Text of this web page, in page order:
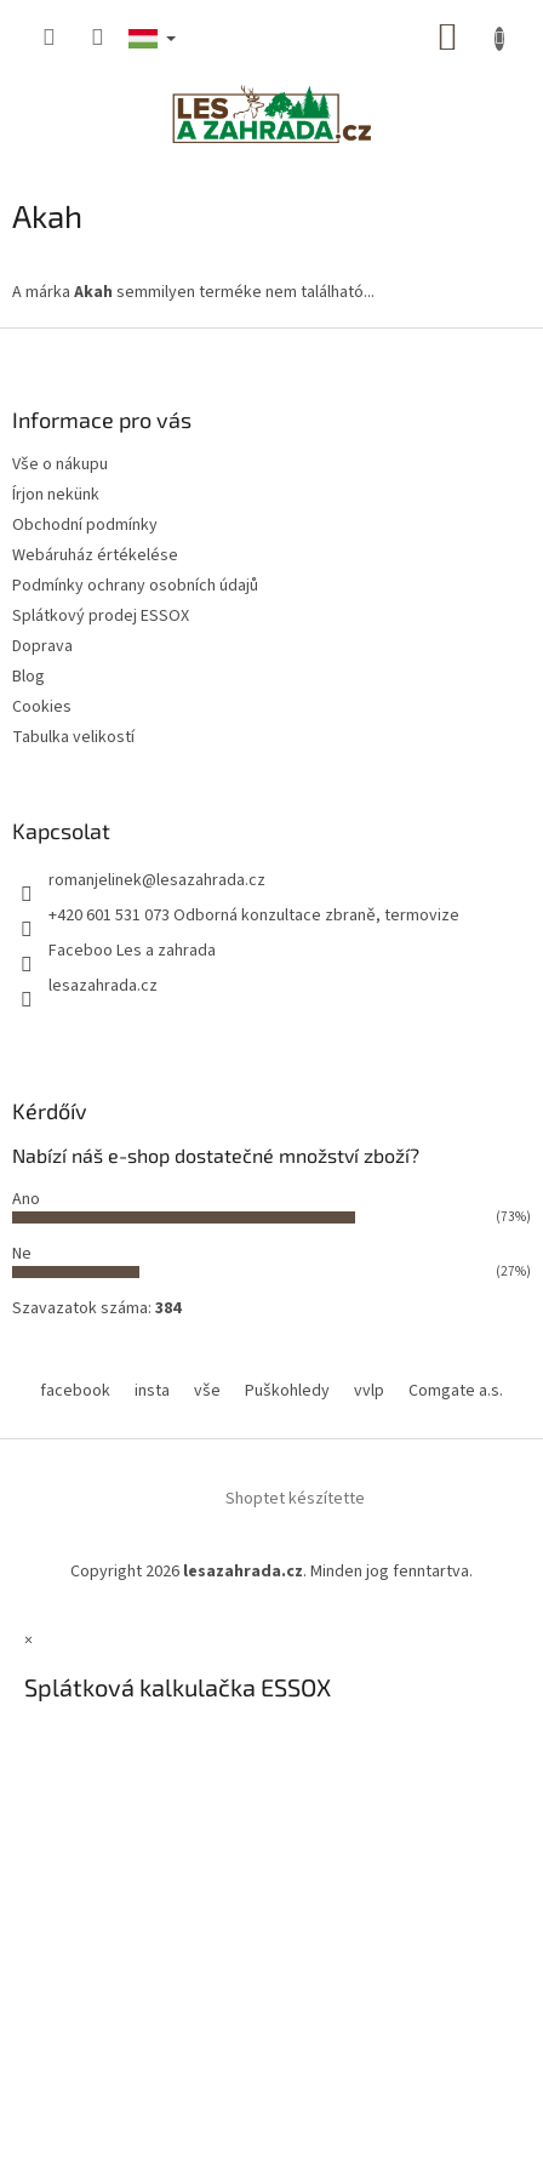
KOSÁR
Akah
A márka Akah semmilyen terméke nem található...
Informace pro vás
Vše o nákupu
Írjon nekünk
Obchodní podmínky
Webáruház értékelése
Podmínky ochrany osobních údajů
Splátkový prodej ESSOX
Doprava
Blog
Cookies
Tabulka velikostí
Kapcsolat
romanjelinek@lesazahrada.cz
+420 601 531 073 Odborná konzultace zbraně, termovize
Faceboo Les a zahrada
lesazahrada.cz
Kérdőív
Nabízí náš e-shop dostatečné množství zboží?
Ano
(73%)
Ne
(27%)
Szavazatok száma: 384
facebook insta vše Puškohledy vvlp Comgate a.s.
Shoptet készítette
Copyright 2026 lesazahrada.cz. Minden jog fenntartva.
×
Splátková kalkulačka ESSOX